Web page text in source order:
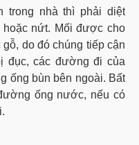
trong nhà thì phải diệt
nứt. Mối được cho
do đó chúng tiếp cận
đục, các đường đi của
ống bùn bên ngoài. Bất
ống nước, nếu có